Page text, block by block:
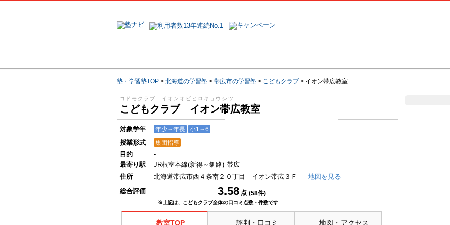
塾・学習塾TOP > 北海道の学習塾 > 帯広市の学習塾 > こどもクラブ > イオン帯広教室
コドモクラブ イオンオビヒロキョウシツ
こどもクラブ イオン帯広教室
対象学年 年少～年長 小1～6
授業形式 集団指導
目的
-
最寄り駅
JR根室本線(新得～釧路) 帯広
住所
北海道帯広市西４条南２０丁目 イオン帯広３Ｆ
地図を見る
総合評価
3.58 点 (58件)
※上記は、こどもクラブ全体の口コミ点数・件数です
教室TOP 評判・口コミ 地図・アクセス